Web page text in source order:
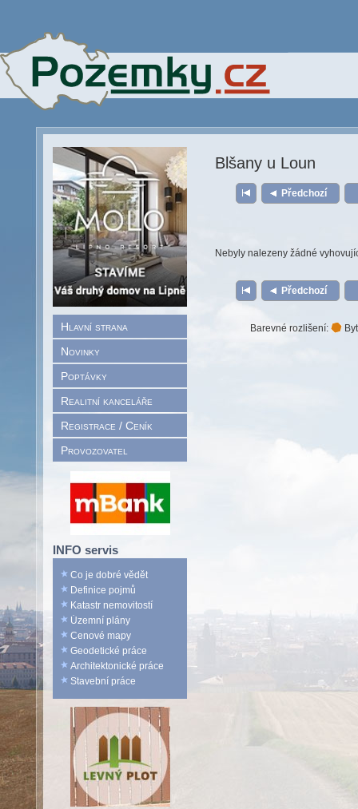
Hlavní strana
Novinky
Poptávky
Realitní kanceláře
Registrace / Ceník
Provozovatel
INFO servis
Co je dobré vědět
Definice pojmů
Katastr nemovitostí
Územní plány
Cenové mapy
Geodetické práce
Architektonické práce
Stavební práce
Blšany u Loun
Předchozí
Nebyly nalezeny žádné
Předchozí
Barevné rozlišení: